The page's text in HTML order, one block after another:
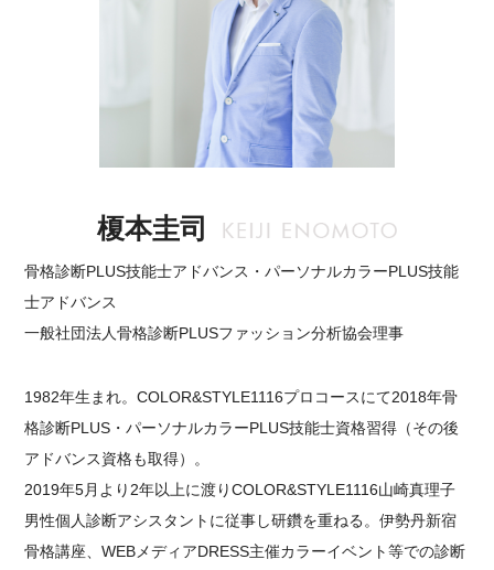
榎本圭司
骨格診断PLUS技能士アドバンス・パーソナルカラーPLUS技能
士アドバンス
一般社団法人骨格診断PLUSファッション分析協会理事
1982年生まれ。COLOR&STYLE1116プロコースにて2018年骨
格診断PLUS・パーソナルカラーPLUS技能士資格習得（その後
アドバンス資格も取得）。
2019年5月より2年以上に渡りCOLOR&STYLE1116山崎真理子
男性個人診断アシスタントに従事し研鑽を重ねる。伊勢丹新宿
骨格講座、WEBメディアDRESS主催カラーイベント等での診断